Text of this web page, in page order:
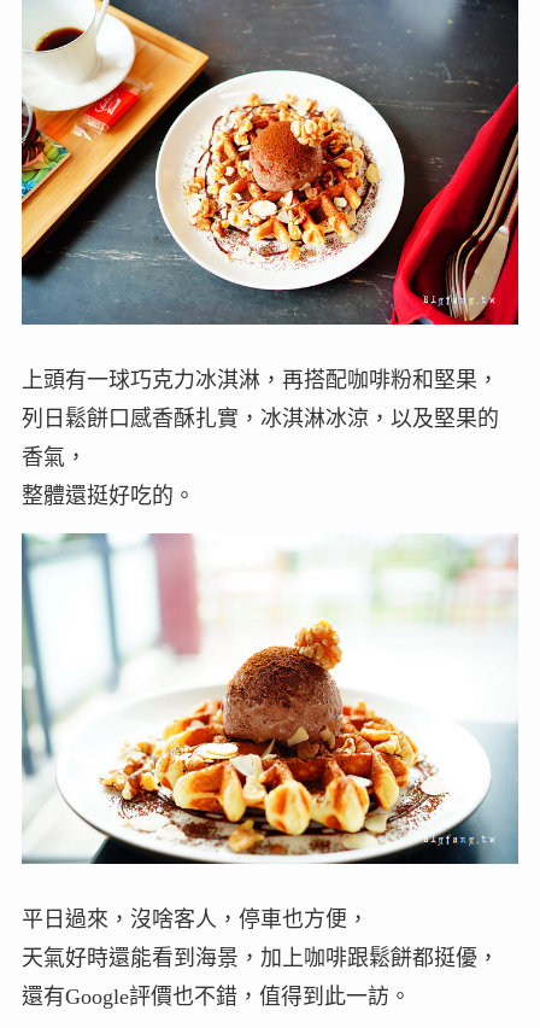
上頭有一球巧克力冰淇淋，再搭配咖啡粉和堅果，
列日鬆餅口感香酥扎實，冰淇淋冰涼，以及堅果的
香氣，
整體還挺好吃的。
平日過來，沒啥客人，停車也方便，
天氣好時還能看到海景，加上咖啡跟鬆餅都挺優，
還有Google評價也不錯，值得到此一訪。